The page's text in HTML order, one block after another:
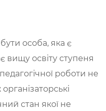
особа, яка є
вищу освіту ступеня
роботи не
стан якої не